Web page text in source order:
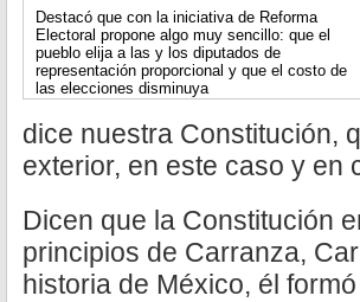
Destacó que con la iniciativa de Reforma
Electoral propone algo muy sencillo: que el
pueblo elija a las y los diputados de
representación proporcional y que el costo de
las elecciones disminuya
dice nuestra Constitución,
exterior, en este caso y en
Dicen que la Constitución
principios de Carranza,
historia de México, él